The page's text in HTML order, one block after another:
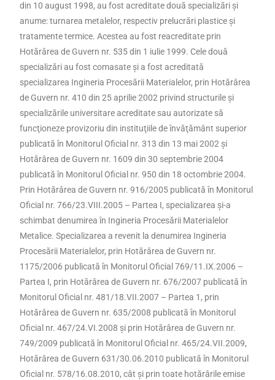
din 10 august 1998, au fost acreditate două specializări şi
anume: turnarea metalelor, respectiv prelucrări plastice şi
tratamente termice. Acestea au fost reacreditate prin
Hotărârea de Guvern nr. 535 din 1 iulie 1999. Cele două
specializări au fost comasate şi a fost acreditată
specializarea Ingineria Procesării Materialelor, prin Hotărârea
de Guvern nr. 410 din 25 aprilie 2002 privind structurile şi
specializările universitare acreditate sau autorizate să
funcţioneze provizoriu din instituţiile de învăţământ superior
publicată în Monitorul Oficial nr. 313 din 13 mai 2002 şi
Hotărârea de Guvern nr. 1609 din 30 septembrie 2004
publicată în Monitorul Oficial nr. 950 din 18 octombrie 2004.
Prin Hotărârea de Guvern nr. 916/2005 publicată în Monitorul
Oficial nr. 766/23.VIII.2005 – Partea I, specializarea şi-a
schimbat denumirea în Ingineria Procesării Materialelor
Metalice. Specializarea a revenit la denumirea Ingineria
Procesării Materialelor, prin Hotărârea de Guvern nr.
1175/2006 publicată în Monitorul Oficial 769/11.IX.2006 –
Partea I, prin Hotărârea de Guvern nr. 676/2007 publicată în
Monitorul Oficial nr. 481/18.VII.2007 – Partea 1, prin
Hotărârea de Guvern nr. 635/2008 publicată în Monitorul
Oficial nr. 467/24.VI.2008 şi prin Hotărârea de Guvern nr.
749/2009 publicată în Monitorul Oficial nr. 465/24.VII.2009,
Hotărârea de Guvern 631/30.06.2010 publicată în Monitorul
Oficial nr. 578/16.08.2010, cât şi prin toate hotărârile emise